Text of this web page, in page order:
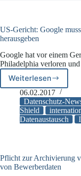
US-Gericht: Google
herausgeben
Google hat vor einem
Philadelphia verloren
Weiterlesen
US-
Gericht:
Google
muss
ausländische
FBI
herausgeben
06.02.2017
Datenschutz-
Shield
Datenaustausch
Pflicht zur Archivierung
von Bewerberdaten